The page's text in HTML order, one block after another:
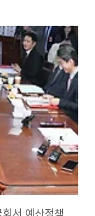
그칠 수 있다”고
교 운영의 자율
고 강조했다. 이
고, 지역 맞춤형